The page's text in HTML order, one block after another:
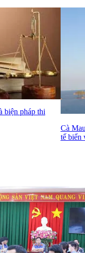
biện pháp thi
Cà
tế biển